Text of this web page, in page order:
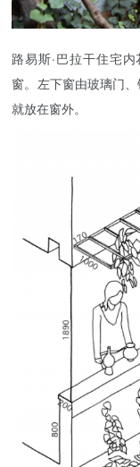
路易斯·巴拉干住宅
窗。左下窗由玻璃门
就放在窗外。